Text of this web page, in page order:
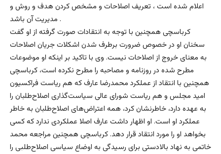
اعلام شده است ، تعريف اصلاحات و مشخص كردن هدف و روش و
مديريت آن باشد .
کرباسچی همچنین با توجه به انتقادات صورت گرفته از او گفت
سخنان او در خصوص ضرورت برطرف شدن اشکلات جریان اصلاحات
به معنای خروج از اصلاحات نیست. وی با تاکید بر اینکه او موضوعات
مطرح شده در روزنامه و مصاحبه را مطرح نکرده است، کرباسچی
همچنین با انتقاد از عملکرد محمدرضا عارف که هم ریاست فراکسیون
امید مجلس و هم ریاست شورای عالی سیاست‌گذاری اصلاح‌طلبان را
به عهده دارد، خاطرنشان کرد، همه اعتراض‌های اصلاح‌طلبان به خاطر
عملکرد او است. او اظهار داشت عارف اصلا عملکردی ندارد که کسی
بخواهد او را مورد انتقاد قرار دهد. کرباسچی همچنین مراجعه محمد
خاتمی به نهاد بالادستی برای رسیدگی به اوضاع سیاسی اصلاح‌طلبی را